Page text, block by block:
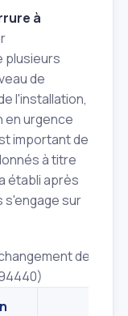
à
plusieurs
de
l'installation,
en urgence
important de
à titre
établi après
s'engage sur
de